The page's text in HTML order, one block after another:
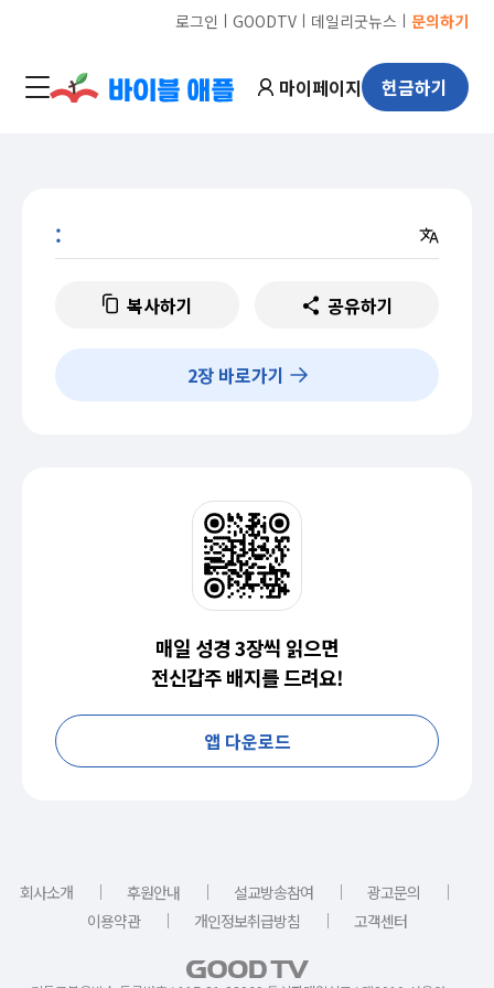
로그인 ㅣ GOODTVㅣ 데일리굿뉴스 ㅣ 문의하기
마이페이지 헌금하기
:
복사하기 공유하기
2장 바로가기
매일 성경 3장씩 읽으면
전신갑주 배지를 드려요!
앱 다운로드
회사소개 ｜ 후원안내 ｜ 설교방송참여 ｜ 광고문의
｜
이용약관
｜ 개인정보취급방침 ｜ 고객센터